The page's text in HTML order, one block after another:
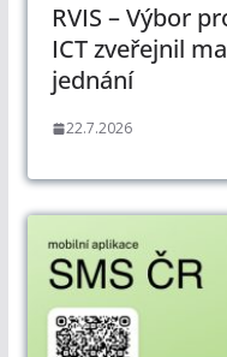
RVIS – Výbor
ICT zveřejnil
jednání
22.7.2026